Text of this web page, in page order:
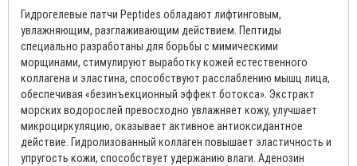
Гидрогелевые патчи Peptides обладают лифтинговым,
увлажняющим, разглаживающим действием. Пептиды
специально разработаны для борьбы с мимическими
морщинами, стимулируют выработку кожей естественного
коллагена и эластина, способствуют расслаблению мышц лица,
обеспечивая «безинъекционный эффект ботокса». Экстракт
морских водорослей превосходно увлажняет кожу, улучшает
микроциркуляцию, оказывает активное антиоксидантное
действие. Гидролизованный коллаген повышает эластичность и
упругость кожи, способствует удержанию влаги. Аденозин